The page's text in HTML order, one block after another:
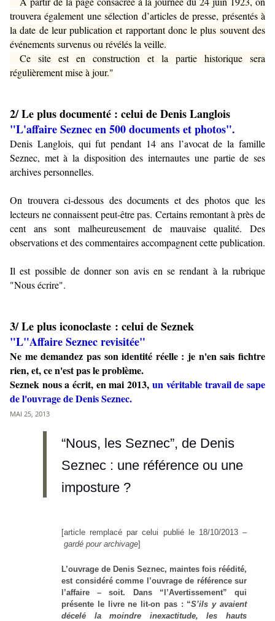
trouvera également une sélection d’articles de presse, présentés à
la date de leur publication et rapportant donc le plus souvent des
événements survenus ou révélés la veille.
Ce site est en construction et la partie historique sera
régulièrement mise à jour."
2/ Le plus documenté : celui de Denis Langlois
"L'affaire Seznec en 500 documents et photos".
Denis Langlois, qui fut pendant 14 ans l’avocat de la famille
Seznec, met à la disposition des internautes une partie de ses
archives personnelles.
On trouvera ci-dessous des documents et des photos que les
lecteurs ne connaissent peut-être pas. Certains remontant à près de
cent ans sont malheureusement de mauvaise qualité. Des
observations et des commentaires accompagnent cette publication.
Il est possible de donner son avis en se rendant à la rubrique
"Nous écrire".
3/ Le plus iconoclaste : celui de Seznek
"L"Affaire Seznec revisitée"
Ne me demandez pas son identité réelle : je n'en sais fichtre
rien, et, ce n'est pas le problème.
Seznek nous a écrit, en mai 2013,un véritable travail de sape
de l'ouvrage de Denis Seznec.
MAI 25, 2013
“Nous, les Seznec”, de Denis
Seznec : une référence ou une
imposture ?
[article remplacé par celui publié le 18/10/2013 –
gardé pour archivage]
L’ouvrage de Denis Seznec, maintes fois réédité,
est considéré comme l’ouvrage de référence sur
l’affaire – soit. Dans “l’Avertissement” qui
présente le livre ne lit-on pas : “S’ils y avaient
décelé la moindre inexactitude, les hauts